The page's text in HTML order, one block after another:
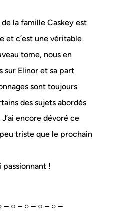
la famille Caskey est
et c’est une véritable
tome, nous en
sur Elinor et sa part
sont toujours
des sujets abordés
encore dévoré ce
triste que le prochain
passionnant !
– ○ – ○ – ○ – ○ –